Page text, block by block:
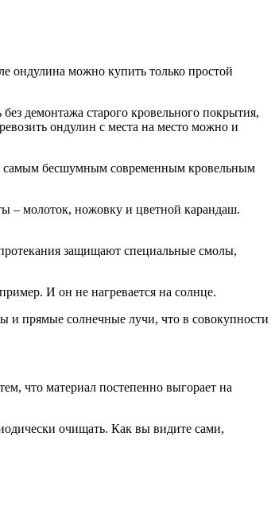
ондулина можно купить только простой
демонтажа старого кровельного покрытия,
ондулин с места на место можно и
самым бесшумным современным кровельным
– молоток, ножовку и цветной карандаш.
защищают специальные смолы,
И он не нагревается на солнце.
и прямые солнечные лучи, что в совокупности
что материал постепенно выгорает на
очищать. Как вы видите сами,